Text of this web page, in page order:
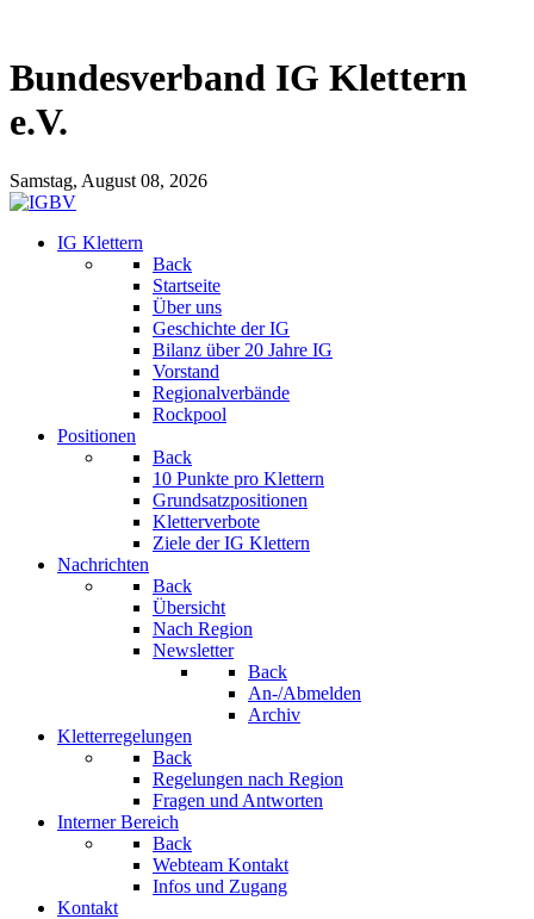
Bundesverband IG Klettern
e.V.
Samstag, August 08, 2026
IG Klettern
Back
Startseite
Über uns
Geschichte der IG
Bilanz über 20 Jahre IG
Vorstand
Regionalverbände
Rockpool
Positionen
Back
10 Punkte pro Klettern
Grundsatzpositionen
Kletterverbote
Ziele der IG Klettern
Nachrichten
Back
Übersicht
Nach Region
Newsletter
Back
An-/Abmelden
Archiv
Kletterregelungen
Back
Regelungen nach Region
Fragen und Antworten
Interner Bereich
Back
Webteam Kontakt
Infos und Zugang
Kontakt